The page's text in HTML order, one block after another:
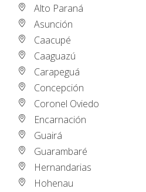
Alto Paraná
Asunción
Caacupé
Caaguazú
Carapeguá
Concepción
Coronel Oviedo
Encarnación
Guairá
Guarambaré
Hernandarias
Hohenau